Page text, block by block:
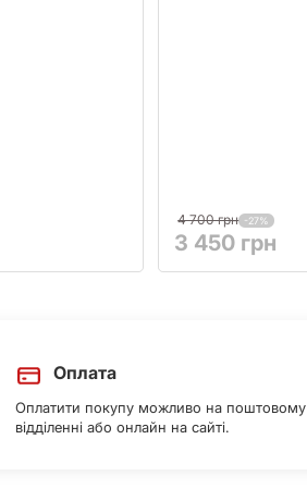
4 700 грн -27%
3 450 грн
Оплата
Оплатити покупу можливо на поштовому
відділенні або онлайн на сайті.